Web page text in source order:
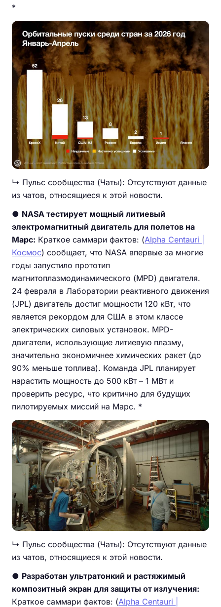
*
↳ Пульс сообщества (Чаты): Отсутствуют данные
из чатов, относящиеся к этой новости.
● NASA тестирует мощный литиевый
электромагнитный двигатель для полетов на
Марс: Краткое саммари фактов: (Alpha Centauri |
Космос) сообщает, что NASA впервые за многие
годы запустило прототип
магнитоплазмодинамического (MPD) двигателя.
24 февраля в Лаборатории реактивного движения
(JPL) двигатель достиг мощности 120 кВт, что
является рекордом для США в этом классе
электрических силовых установок. MPD-
двигатели, использующие литиевую плазму,
значительно экономичнее химических ракет (до
90% меньше топлива). Команда JPL планирует
нарастить мощность до 500 кВт – 1 МВт и
проверить ресурс, что критично для будущих
пилотируемых миссий на Марс. *
↳ Пульс сообщества (Чаты): Отсутствуют данные
из чатов, относящиеся к этой новости.
● Разработан ультратонкий и растяжимый
композитный экран для защиты от излучения:
Краткое саммари фактов: (Alpha Centauri |